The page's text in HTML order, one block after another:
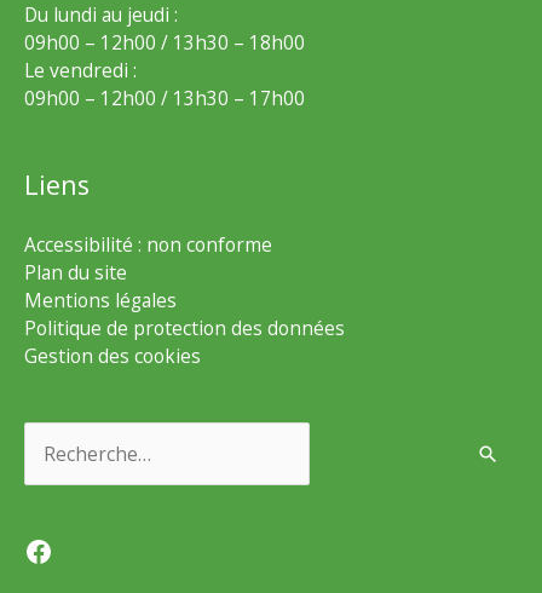
Du lundi au jeudi :
09h00 – 12h00 / 13h30 – 18h00
Le vendredi :
09h00 – 12h00 / 13h30 – 17h00
Liens
Accessibilité : non conforme
Plan du site
Mentions légales
Politique de protection des données
Gestion des cookies
Facebook